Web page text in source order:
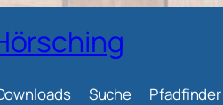
Suche Pfadfinder